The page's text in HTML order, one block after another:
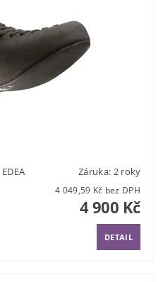
EDEA Záruka: 2 roky
4 049,59 Kč bez DPH
4 900 Kč
DETAIL